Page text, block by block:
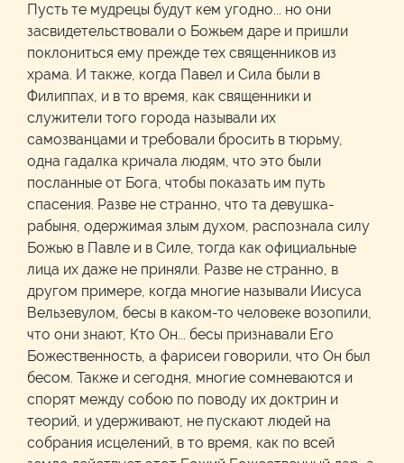
Пусть те мудрецы будут кем угодно... но они
засвидетельствовали о Божьем даре и пришли
поклониться ему прежде тех священников из
храма. И также, когда Павел и Сила были в
Филиппах, и в то время, как священники и
служители того города называли их
самозванцами и требовали бросить в тюрьму,
одна гадалка кричала людям, что это были
посланные от Бога, чтобы показать им путь
спасения. Разве не странно, что та девушка-
рабыня, одержимая злым духом, распознала силу
Божью в Павле и в Силе, тогда как официальные
лица их даже не приняли. Разве не странно, в
другом примере, когда многие называли Иисуса
Вельзевулом, бесы в каком-то человеке возопили,
что они знают, Кто Он... бесы признавали Его
Божественность, а фарисеи говорили, что Он был
бесом. Также и сегодня, многие сомневаются и
спорят между собою по поводу их доктрин и
теорий, и удерживают, не пускают людей на
собрания исцелений, в то время, как по всей